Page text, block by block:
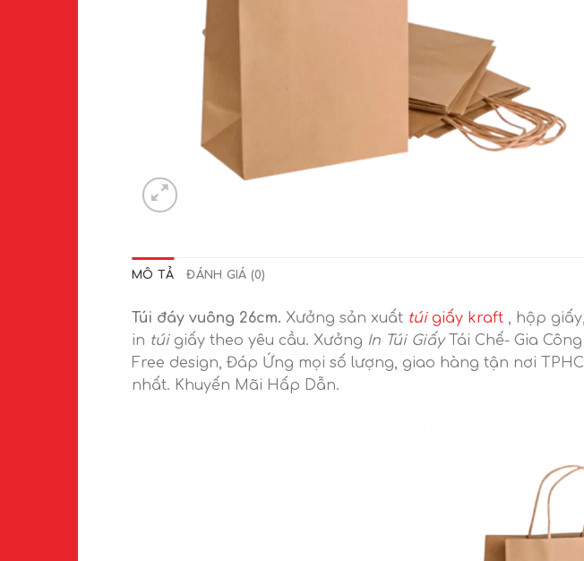
MÔ TẢ ĐÁNH GIÁ (0)
Túi đáy vuông 26cm. Xưởng sản xuất túigiấy kraft , hộp
in túigiấy theo yêu cầu. Xưởng In Túi GiấyTái Chế- Gia
Free design, Đáp Ứng mọi số lượng, giao hàng tận nơi
nhất. Khuyến Mãi Hấp Dẫn.